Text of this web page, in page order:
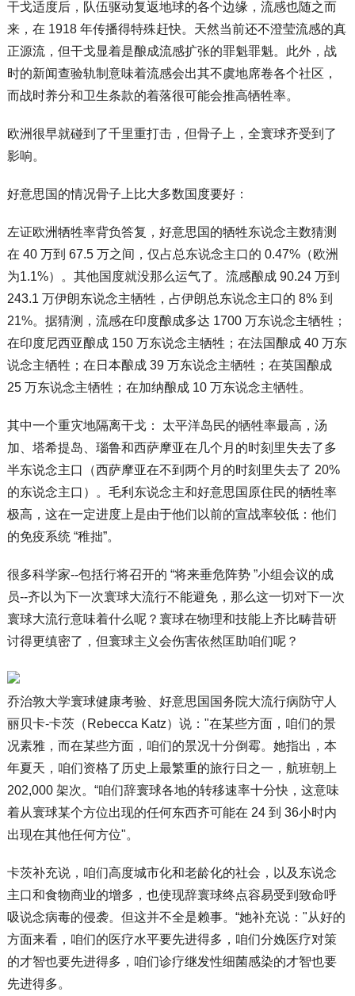
干戈适度后，队伍驱动复返地球的各个边缘，流感也随之而
来，在 1918 年传播得特殊赶快。天然当前还不澄莹流感的真
正源流，但干戈显着是酿成流感扩张的罪魁罪魁。此外，战
时的新闻查验轨制意味着流感会出其不虞地席卷各个社区，
而战时养分和卫生条款的着落很可能会推高牺牲率。
欧洲很早就碰到了千里重打击，但骨子上，全寰球齐受到了
影响。
好意思国的情况骨子上比大多数国度要好：
左证欧洲牺牲率背负答复，好意思国的牺牲东说念主数猜测
在 40 万到 67.5 万之间，仅占总东说念主口的 0.47%（欧洲
为1.1%）。其他国度就没那么运气了。流感酿成 90.24 万到
243.1 万伊朗东说念主牺牲，占伊朗总东说念主口的 8% 到
21%。据猜测，流感在印度酿成多达 1700 万东说念主牺牲；
在印度尼西亚酿成 150 万东说念主牺牲；在法国酿成 40 万东
说念主牺牲；在日本酿成 39 万东说念主牺牲；在英国酿成
25 万东说念主牺牲；在加纳酿成 10 万东说念主牺牲。
其中一个重灾地隔离干戈： 太平洋岛民的牺牲率最高，汤
加、塔希提岛、瑙鲁和西萨摩亚在几个月的时刻里失去了多
半东说念主口（西萨摩亚在不到两个月的时刻里失去了 20%
的东说念主口）。毛利东说念主和好意思国原住民的牺牲率
极高，这在一定进度上是由于他们以前的宣战率较低：他们
的免疫系统 “稚拙”。
很多科学家--包括行将召开的 “将来垂危阵势 ”小组会议的成
员--齐以为下一次寰球大流行不能避免，那么这一切对下一次
寰球大流行意味着什么呢？寰球在物理和技能上齐比畴昔研
讨得更缜密了，但寰球主义会伤害依然匡助咱们呢？
乔治敦大学寰球健康考验、好意思国国务院大流行病防守人
丽贝卡-卡茨（Rebecca Katz）说："在某些方面，咱们的景
况素雅，而在某些方面，咱们的景况十分倒霉。她指出，本
年夏天，咱们资格了历史上最繁重的旅行日之一，航班朝上
202,000 架次。“咱们辞寰球各地的转移速率十分快，这意味
着从寰球某个方位出现的任何东西齐可能在 24 到 36小时内
出现在其他任何方位"。
卡茨补充说，咱们高度城市化和老龄化的社会，以及东说念
主口和食物商业的增多，也使现辞寰球终点容易受到致命呼
吸说念病毒的侵袭。但这并不全是赖事。“她补充说："从好的
方面来看，咱们的医疗水平要先进得多，咱们分娩医疗对策
的才智也要先进得多，咱们诊疗继发性细菌感染的才智也要
先进得多。